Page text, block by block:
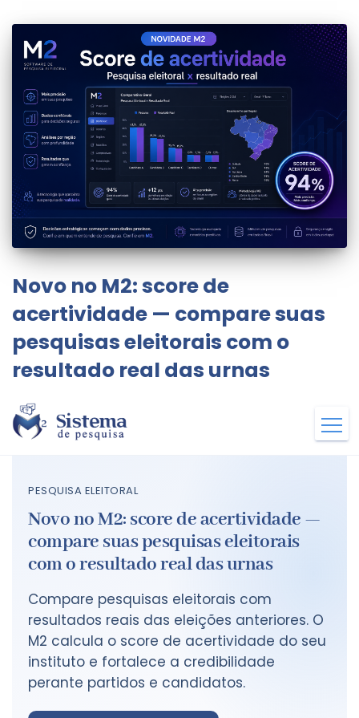
Novo no M2: score de
acertividade — compare suas
pesquisas eleitorais com o
resultado real das urnas
PESQUISA ELEITORAL
Novo no M2: score de acertividade —
compare suas pesquisas eleitorais
com o resultado real das urnas
Compare pesquisas eleitorais com
resultados reais das eleições anteriores. O
M2 calcula o score de acertividade do seu
instituto e fortalece a credibilidade
perante partidos e candidatos.